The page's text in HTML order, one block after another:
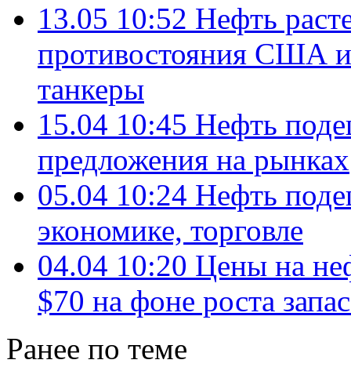
13.05 10:52 Нефть
противостояния США и
танкеры
15.04 10:45 Нефть
предложения на рынках
05.04 10:24 Нефть
экономике, торговле
04.04 10:20 Цены на
$70 на фоне роста
Ранее по теме